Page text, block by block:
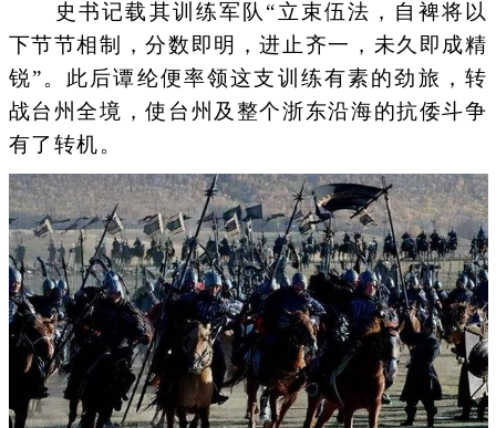
史书记载其训练军队“立束伍法，自裨将以
下节节相制，分数即明，进止齐一，未久即成精
锐”。此后谭纶便率领这支训练有素的劲旅，转
战台州全境，使台州及整个浙东沿海的抗倭斗争
有了转机。